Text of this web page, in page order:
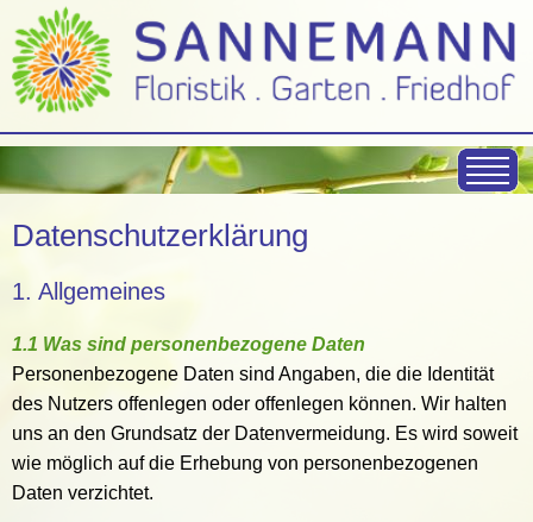
Datenschutzerklärung
1. Allgemeines
1.1 Was sind personenbezogene Daten
Personenbezogene Daten sind Angaben, die die Identität
des Nutzers offenlegen oder offenlegen können. Wir halten
uns an den Grundsatz der Datenvermeidung. Es wird soweit
wie möglich auf die Erhebung von personenbezogenen
Daten verzichtet.